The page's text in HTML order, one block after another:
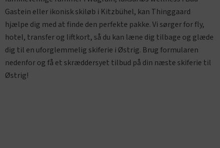
Gastein eller ikonisk skiløb i Kitzbühel, kan Thinggaard
hjælpe dig med at finde den perfekte pakke. Vi sørger for fly,
hotel, transfer og liftkort, så du kan læne dig tilbage og glæde
dig til en uforglemmelig skiferie i Østrig. Brug formularen
nedenfor og få et skræddersyet tilbud på din næste skiferie til
Østrig!